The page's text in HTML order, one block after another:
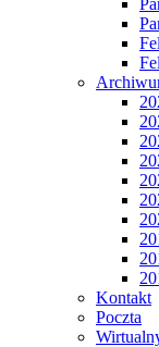
Kontakt
Poczta